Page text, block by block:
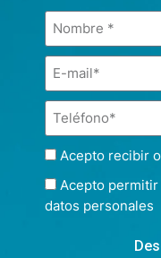
Acepto recibir
Acepto
datos personales